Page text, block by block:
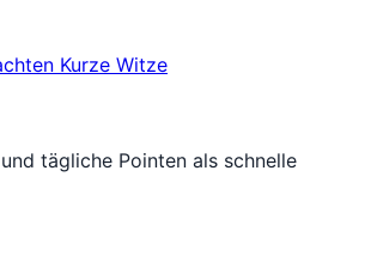
Kurze Witze
tägliche Pointen als schnelle